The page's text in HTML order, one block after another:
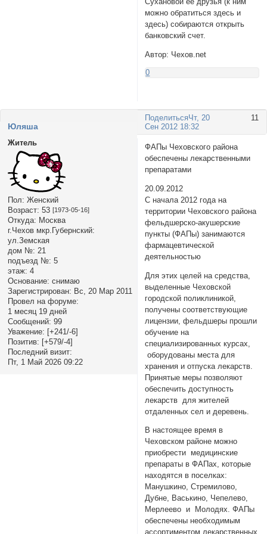
можно обратиться здесь и
здесь) собираются открыть
банковский счет.
Автор: Чехов.net
0
Поделиться 11
Чт, 20
Сен 2012 18:32
Юляша
Житель
Пол: Женский
Возраст: 53 [1973-05-16]
Откуда: Москва
г.Чехов мкр.Губернский:
ул.Земская
дом №: 21
подъезд №: 5
этаж: 4
Основание: снимаю
Зарегистрирован: Вс, 20 Мар 2011
Провел на форуме:
1 месяц 19 дней
Сообщений: 99
Уважение: [+241/-6]
Позитив: [+579/-4]
Последний визит:
Пт, 1 Май 2026 09:22
ФАПы Чеховского района
обеспечены лекарственными
препаратами
20.09.2012
С начала 2012 года на
территории Чеховского района
фельдшерско-акушерские
пункты (ФАПы) занимаются
фармацевтической
деятельностью
Для этих целей на средства,
выделенные Чеховской
городской поликлиникой,
получены соответствующие
лицензии, фельдшеры прошли
обучение на
специализированных курсах,
оборудованы места для
хранения и отпуска лекарств.
Принятые меры позволяют
обеспечить доступность
лекарств для жителей
отдаленных сел и деревень.
В настоящее время в
Чеховском районе можно
приобрести медицинские
препараты в ФАПах, которые
находятся в поселках:
Манушкино, Стремилово,
Дубне, Васькино, Чепелево,
Мерлеево и Молодях. ФАПы
обеспечены необходимым
ассортиментом лекарственных